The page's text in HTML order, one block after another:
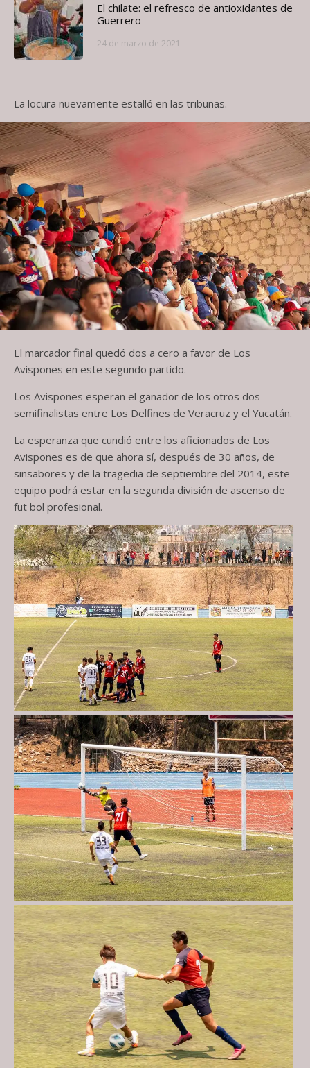
El chilate: el refresco de antioxidantes de
Guerrero
24 de marzo de 2021
La locura nuevamente estalló en las tribunas.
El marcador final quedó dos a cero a favor de Los
Avispones en este segundo partido.
Los Avispones esperan el ganador de los otros dos
semifinalistas entre Los Delfines de Veracruz y el Yucatán.
La esperanza que cundió entre los aficionados de Los
Avispones es de que ahora sí, después de 30 años, de
sinsabores y de la tragedia de septiembre del 2014, este
equipo podrá estar en la segunda división de ascenso de
fut bol profesional.